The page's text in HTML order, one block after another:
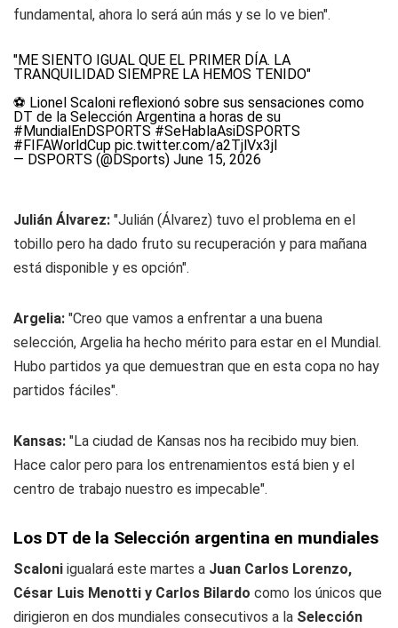
fundamental, ahora lo será aún más y se lo ve bien".
"ME SIENTO IGUAL QUE EL PRIMER DÍA. LA
TRANQUILIDAD SIEMPRE LA HEMOS TENIDO"
⚽ Lionel Scaloni reflexionó sobre sus sensaciones como
DT de la Selección Argentina a horas de su
#MundialEnDSPORTS #SeHablaAsiDSPORTS
#FIFAWorldCup pic.twitter.com/a2TjlVx3jl
— DSPORTS (@DSports) June 15, 2026
Julián Álvarez: "Julián (Álvarez) tuvo el problema en el
tobillo pero ha dado fruto su recuperación y para mañana
está disponible y es opción".
Argelia: "Creo que vamos a enfrentar a una buena
selección, Argelia ha hecho mérito para estar en el Mundial.
Hubo partidos ya que demuestran que en esta copa no hay
partidos fáciles".
Kansas: "La ciudad de Kansas nos ha recibido muy bien.
Hace calor pero para los entrenamientos está bien y el
centro de trabajo nuestro es impecable".
Los DT de la Selección argentina en mundiales
Scaloni igualará este martes a Juan Carlos Lorenzo,
César Luis Menotti y Carlos Bilardo como los únicos que
dirigieron en dos mundiales consecutivos a la Selección